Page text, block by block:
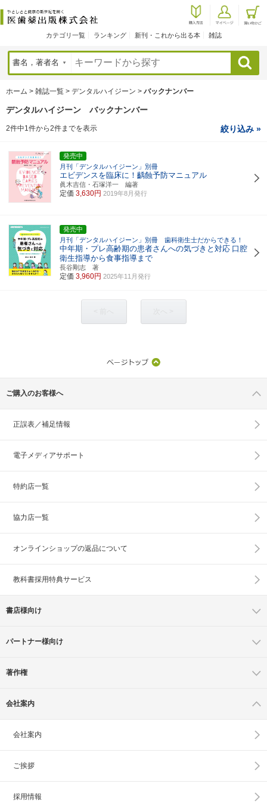
カテゴリ一覧 ランキング 新刊・これから出る本 雑誌
検索
ホーム > 雑誌一覧 > デンタルハイジーン > バックナンバー
デンタルハイジーン バックナンバー
2件中1件から2件までを表示 絞り込み »
発売中
月刊「デンタルハイジーン」別冊
エビデンスを臨床に！齲蝕予防マニュアル
眞木吉信・石塚洋一 編著
定価 3,630円 2019年8月発行
発売中
月刊「デンタルハイジーン」別冊 歯科衛生士だからできる！
中年期・プレ高齢期の患者さんへの気づきと対応 口腔
衛生指導から食事指導まで
長谷剛志 著
定価 3,960円 2025年11月発行
ご購入のお客様へ
正誤表／補足情報
電子メディアサポート
特約店一覧
協力店一覧
オンラインショップの返品について
教科書採用特典サービス
書店様向け
パートナー様向け
著作権
会社案内
会社案内
ご挨拶
採用情報